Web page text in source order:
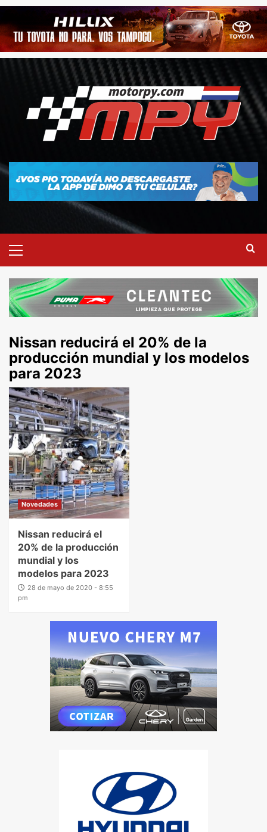
Nissan reducirá el 20% de la
producción mundial y los modelos
para 2023
Novedades
Nissan reducirá el
20% de la producción
mundial y los
modelos para 2023
28 de mayo de 2020 - 8:55
pm